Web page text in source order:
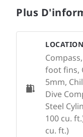
Plus
foot fins,
5mm,
Dive
Steel
100 cu.
cu. ft.)